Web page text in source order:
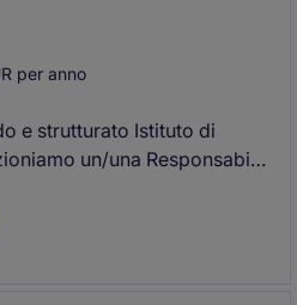
per anno
e strutturato Istituto di
un/una Responsabile